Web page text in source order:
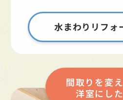
水まわりリフォ
間取りを変
洋室にし